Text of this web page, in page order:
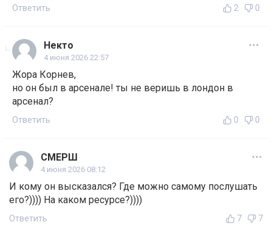
Ответить 2 0
Некто
4 июня 2026 22:57
Жора Корнев,
но он был в арсенале! ты не веришь в лондон в
арсенал?
Ответить 0 0
СМЕРШ
4 июня 2026 08:12
И кому он высказался? Где можно самому послушать
его?)))) На каком ресурсе?))))
Ответить 7 7